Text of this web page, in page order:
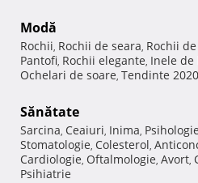
Modă
Rochii, Rochii de seara, Rochii
Pantofi, Rochii elegante, Inele de
Ochelari de soare, Tendinte 2020
Sănătate
Sarcina, Ceaiuri, Inima, Psihologie
Stomatologie, Colesterol,
Cardiologie, Oftalmologie, Avort,
Psihiatrie